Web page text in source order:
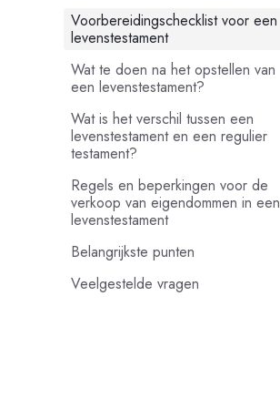
Voorbereidingschecklist voor een
levenstestament
Wat te doen na het opstellen van
een levenstestament?
Wat is het verschil tussen een
levenstestament en een regulier
testament?
Regels en beperkingen voor de
verkoop van eigendommen in een
levenstestament
Belangrijkste punten
Veelgestelde vragen